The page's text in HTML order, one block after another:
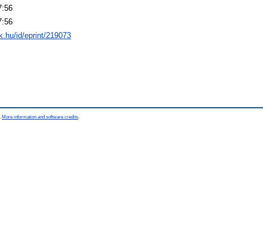
id/eprint/219073
More information and software credits